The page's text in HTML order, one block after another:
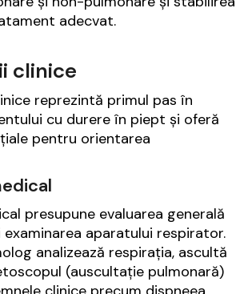
adecvat.
clinice
reprezintă primul pas în
cu durere în piept și oferă
pentru orientarea
presupune evaluarea generală
examinarea aparatului respirator.
analizează respirația, ascultă
(auscultație pulmonară)